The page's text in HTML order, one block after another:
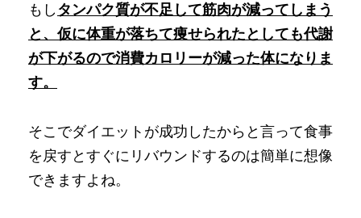
もし タンパク質が不足して筋肉が減ってしまう
と、仮に体重が落ちて痩せられたとしても代謝
が下がるので消費カロリーが減った体になりま
す。
そこでダイエットが成功したからと言って食事
を戻すとすぐにリバウンドするのは簡単に想像
できますよね。